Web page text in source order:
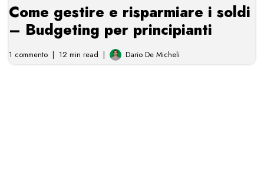
Come gestire e risparmiare i soldi
– Budgeting per principianti
1 commento 12 min read Dario De Micheli